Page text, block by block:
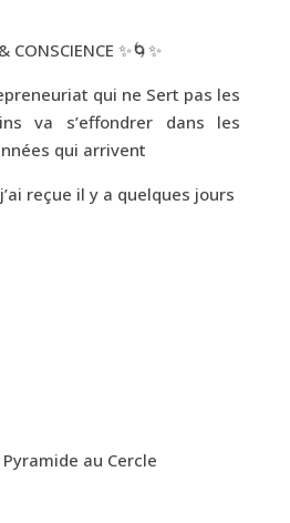
CONSCIENCE ✨🌀✨
qui ne Sert pas les
va s’effondrer dans les
qui arrivent
reçue il y a quelques jours
au Cercle